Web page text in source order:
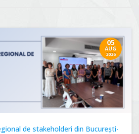
05
AUG
2026
de stakeholderi din București-